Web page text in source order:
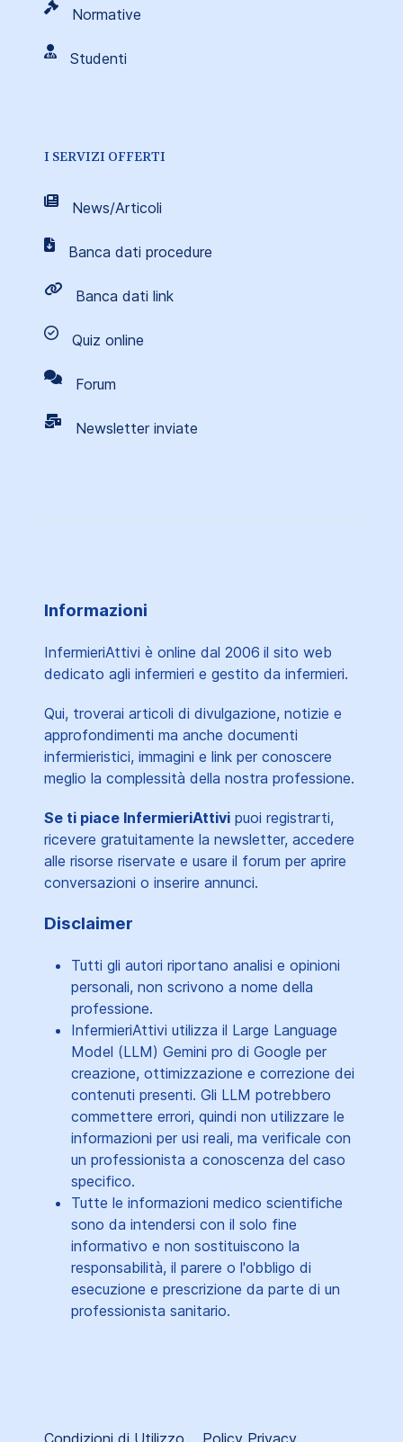
Normative
Studenti
I SERVIZI OFFERTI
News/Articoli
Banca dati procedure
Banca dati link
Quiz online
Forum
Newsletter inviate
Informazioni
InfermieriAttivi è online dal 2006 il sito web
dedicato agli infermieri e gestito da infermieri.
Qui, troverai articoli di divulgazione, notizie e
approfondimenti ma anche documenti
infermieristici, immagini e link per conoscere
meglio la complessità della nostra professione.
Se ti piace InfermieriAttivi puoi registrarti,
ricevere gratuitamente la newsletter, accedere
alle risorse riservate e usare il forum per aprire
conversazioni o inserire annunci.
Disclaimer
Tutti gli autori riportano analisi e opinioni
personali, non scrivono a nome della
professione.
InfermieriAttivi utilizza il Large Language
Model (LLM) Gemini pro di Google per
creazione, ottimizzazione e correzione dei
contenuti presenti. Gli LLM potrebbero
commettere errori, quindi non utilizzare le
informazioni per usi reali, ma verificale con
un professionista a conoscenza del caso
specifico.
Tutte le informazioni medico scientifiche
sono da intendersi con il solo fine
informativo e non sostituiscono la
responsabilità, il parere o l'obbligo di
esecuzione e prescrizione da parte di un
professionista sanitario.
Condizioni di Utilizzo Policy Privacy